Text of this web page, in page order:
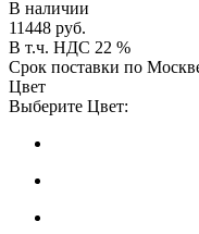
В наличии
11448 руб.
В т.ч. НДС 22 %
Срок поставки по
Цвет
Выберите Цвет: